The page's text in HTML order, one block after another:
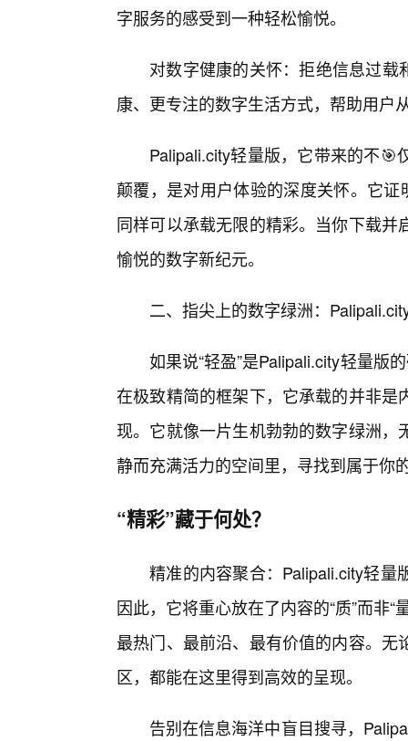
字服务的感受到一种轻松愉悦。
对数字健康的关怀：拒绝信息过
康、更专注的数字生活方式，帮助用户
Palipali.city轻量版，它带来的不
颠覆，是对用户体验的深度关怀。它
同样可以承载无限的精彩。当你下载
愉悦的数字新纪元。
二、指尖上的数字绿洲：
如果说“轻盈”是Palipali.city轻量版
在极致精简的框架下，它承载的并非
现。它就像一片生机勃勃的数字绿洲
静而充满活力的空间里，寻找到属于你
“精彩”藏于何处？
精准的内容聚合：Palipali.city轻量
因此，它将重心放在了内容的“质”而非
最热门、最前沿、最有价值的内容。
区，都能在这里得到高效的呈现。
告别在信息海洋中盲目搜寻，